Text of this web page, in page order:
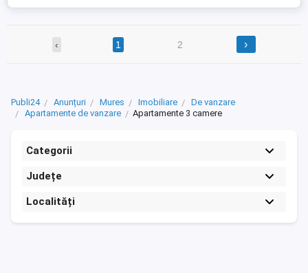
‹ 1 2 ›
Publi24 Anunțuri Mures Imobiliare
De vanzare
Apartamente de vanzare
Apartamente 3 camere
Categorii
Județe
Localități